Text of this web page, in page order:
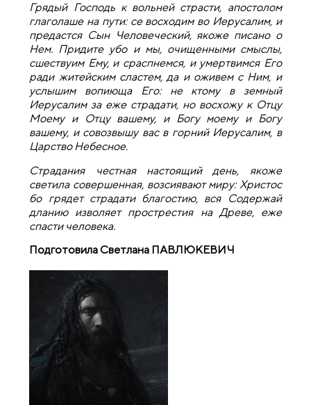
Грядый Господь к вольней страсти, апостолом
глаголаше на пути: се восходим во Иерусалим, и
предастся Сын Человеческий, якоже писано о
Нем. Придите убо и мы, очищенными смыслы,
сшествуим Ему, и сраспнемся, и умертвимся Его
ради житейским сластем, да и оживем с Ним, и
услышим вопиюща Его: не ктому в земный
Иерусалим за еже страдати, но восхожу к Отцу
Моему и Отцу вашему, и Богу моему и Богу
вашему, и совозвышу вас в горний Иерусалим, в
Царство Небесное.
Страдания честная настоящий день, якоже
светила совершенная, возсиявают миру: Христос
бо грядет страдати благостию, вся Содержай
дланию изволяет прострестия на Древе, еже
спасти человека.
Подготовила Светлана ПАВЛЮКЕВИЧ